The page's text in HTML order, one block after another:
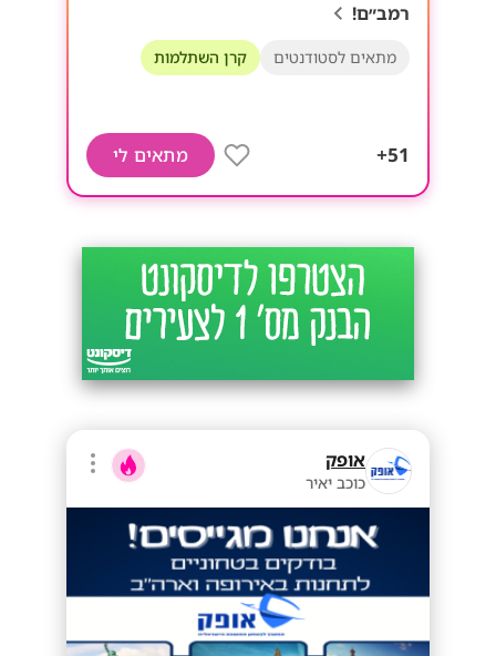
רמב״ם!
מתאים לסטודנטים קרן השתלמות
51+ מתאים לי
אופק
כוכב יאיר